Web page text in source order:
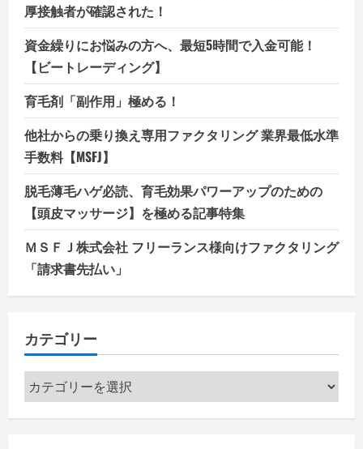
厚接触者が確認された！
資金繰りにお悩みの方へ、最短5時間で入金可能！
【ビートレーディング】
育毛剤「副作用」極める！
他社からの乗り換え専用ファクタリング 業界最低水準
手数料【MSFJ】
脱毛薄毛ハゲ必読、育毛効果パワーアップのための
【頭皮マッサージ】を極める記事特集
ＭＳＦＪ株式会社 フリーランス様向けファクタリング
「請求書先払い」
カテゴリー
カ
テ